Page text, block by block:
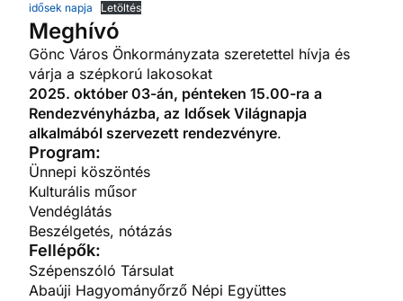
idősek napja Letöltés
Meghívó
Gönc Város Önkormányzata szeretettel hívja és
várja a szépkorú lakosokat
2025. október 03-án, pénteken 15.00-ra a
Rendezvényházba, az Idősek Világnapja
alkalmából szervezett rendezvényre.
Program:
Ünnepi köszöntés
Kulturális műsor
Vendéglátás
Beszélgetés, nótázás
Fellépők:
Szépenszóló Társulat
Abaúji Hagyományőrző Népi Együttes